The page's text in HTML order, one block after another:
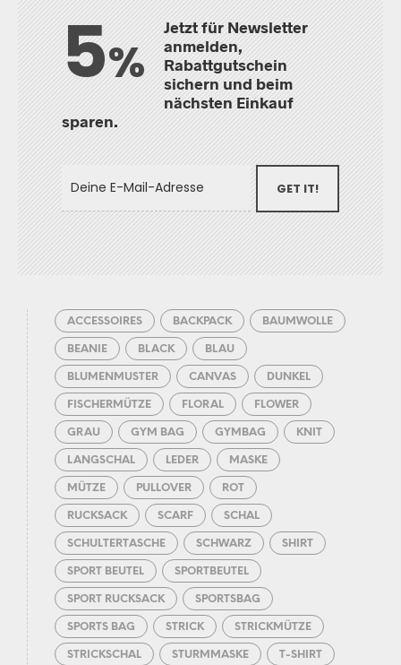
5%
Jetzt für Newsletter
anmelden,
Rabattgutschein
sichern und beim
nächsten Einkauf
sparen.
GET IT!
ACCESSOIRES BACKPACK BAUMWOLLE
BEANIE BLACK BLAU
BLUMENMUSTER CANVAS DUNKEL
FISCHERMÜTZE FLORAL FLOWER
GRAU GYM BAG GYMBAG KNIT
LANGSCHAL LEDER MASKE
MÜTZE PULLOVER ROT
RUCKSACK SCARF SCHAL
SCHULTERTASCHE SCHWARZ SHIRT
SPORT BEUTEL SPORTBEUTEL
SPORT RUCKSACK SPORTSBAG
SPORTS BAG STRICK STRICKMÜTZE
STRICKSCHAL STURMMASKE T-SHIRT